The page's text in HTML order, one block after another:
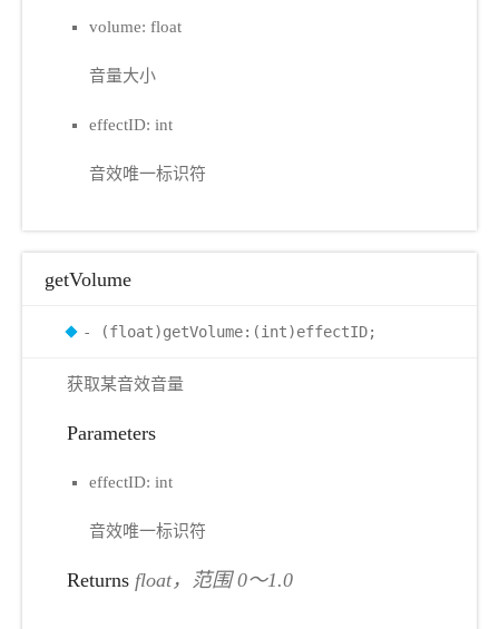
volume: float
音量大小
effectID: int
音效唯一标识符
getVolume
- (float)getVolume:(int)effectID;
获取某音效音量
Parameters
effectID: int
音效唯一标识符
Returns float，范围 0～1.0